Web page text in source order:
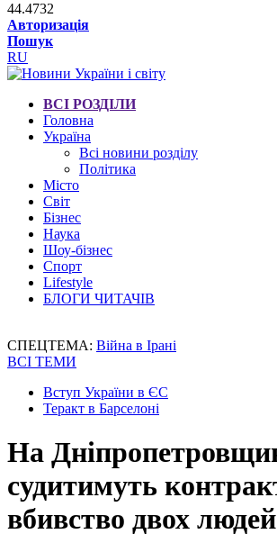
44.4732
Авторизація
Пошук
RU
ВСІ РОЗДІЛИ
Головна
Україна
Всі новини розділу
Політика
Місто
Світ
Бізнес
Наука
Шоу-бізнес
Спорт
Lifestyle
БЛОГИ ЧИТАЧІВ
СПЕЦТЕМА: Війна в Ірані
ВСІ ТЕМИ
Вступ України в ЄС
Теракт в Барселоні
На
судитимуть
вбивство двох людей